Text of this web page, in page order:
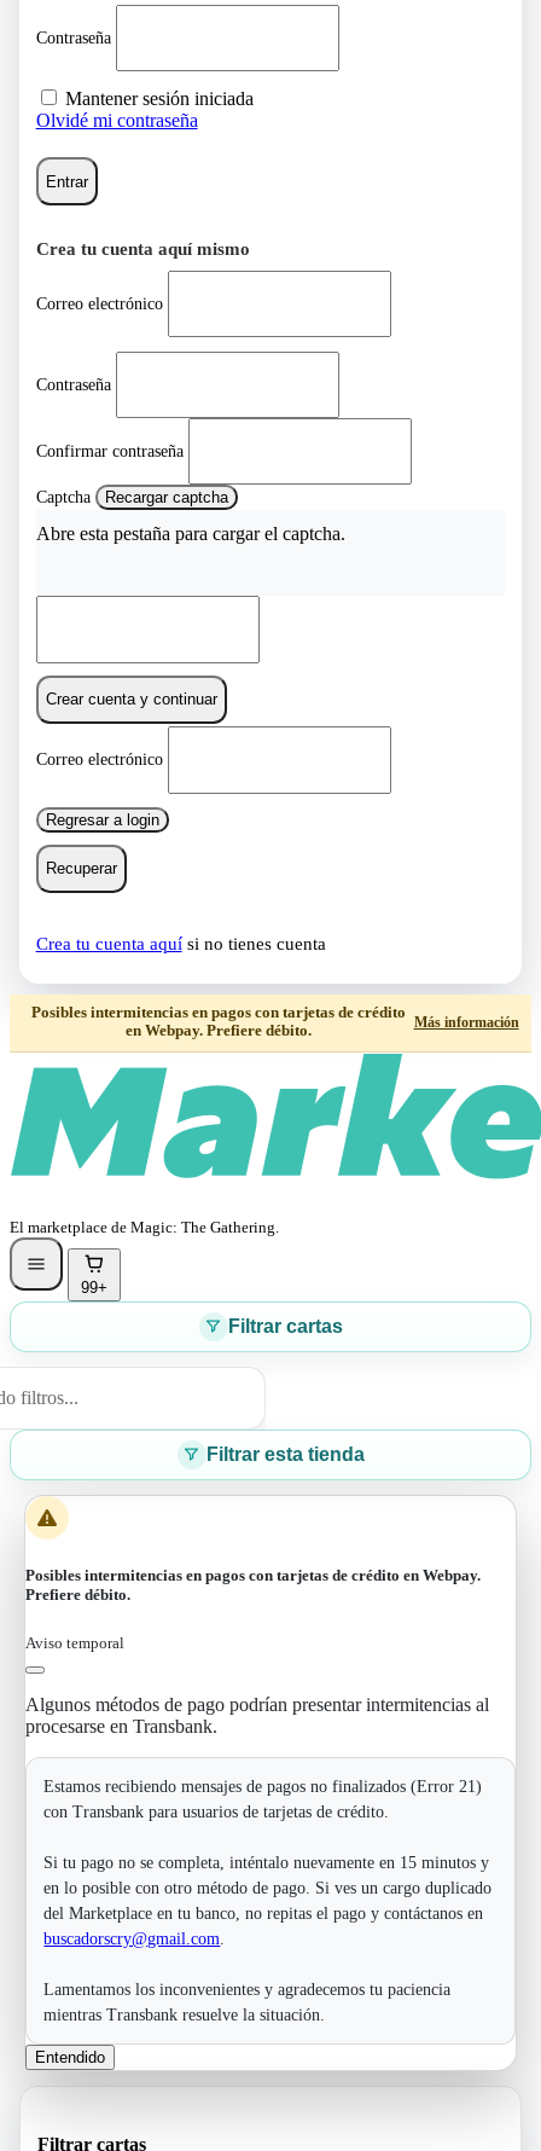
Contraseña
Mantener sesión iniciada
Olvidé mi contraseña
Entrar
Crea tu cuenta aquí mismo
Correo electrónico
Contraseña
Confirmar contraseña
Captcha Recargar captcha
Abre esta pestaña para cargar el captcha.
Crear cuenta y continuar
Correo electrónico
Regresar a login
Recuperar
Crea tu cuenta aquísi no tienes cuenta
Posibles intermitencias en pagos con tarjetas de crédito
en Webpay. Prefiere débito.
Más información
El marketplace de Magic: The Gathering.
99+
Filtrar cartas
filtros...
Filtrar esta tienda
Posibles intermitencias en pagos con tarjetas de crédito en Webpay.
Prefiere débito.
Aviso temporal
Algunos métodos de pago podrían presentar intermitencias al
procesarse en Transbank.
Estamos recibiendo mensajes de pagos no finalizados (Error 21)
con Transbank para usuarios de tarjetas de crédito.
Si tu pago no se completa, inténtalo nuevamente en 15 minutos y
en lo posible con otro método de pago. Si ves un cargo duplicado
del Marketplace en tu banco, no repitas el pago y contáctanos en
buscadorscry@gmail.com
Lamentamos los inconvenientes y agradecemos tu paciencia
mientras Transbank resuelve la situación.
Entendido
Filtrar cartas